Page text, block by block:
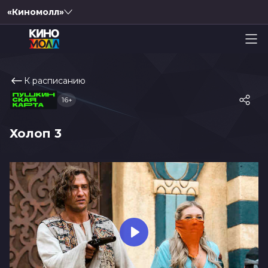
«Киномолл»
К расписанию
Холоп 3
16+
Play